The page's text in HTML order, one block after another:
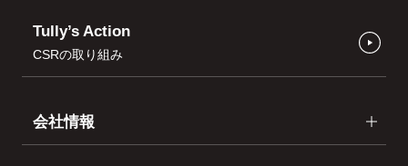
Tully’s Action
CSRの取り組み
会社情報